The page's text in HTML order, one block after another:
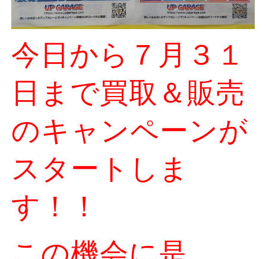
今日から７月３１
日まで買取＆販売
のキャンペーンが
スタートしま
す！！